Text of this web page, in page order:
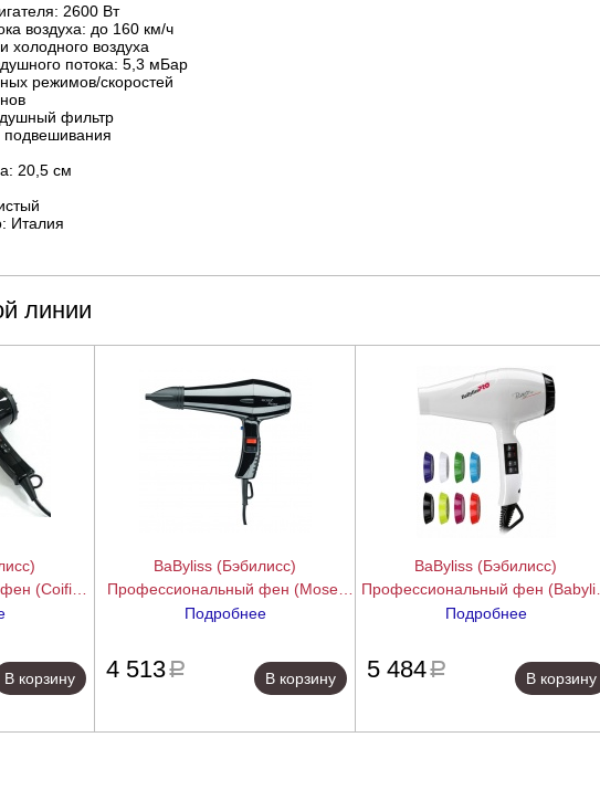
2600 Вт
воздуха: до 160 км/ч
холодного воздуха
потока: 5,3 мБар
режимов/скоростей
фильтр
подвешивания
20,5 см
Италия
линии
(Coifin
В корзину
BaByliss (Бэбилисс)
Профессиональный фен (Moser
Hair Dryer Protect 1500W)
Подробнее
4 513a
В корзину
BaByliss (Бэбилисс)
Профессиональный фен
ProBianco Ionic 2100W)
Подробнее
5 484a
В корзину